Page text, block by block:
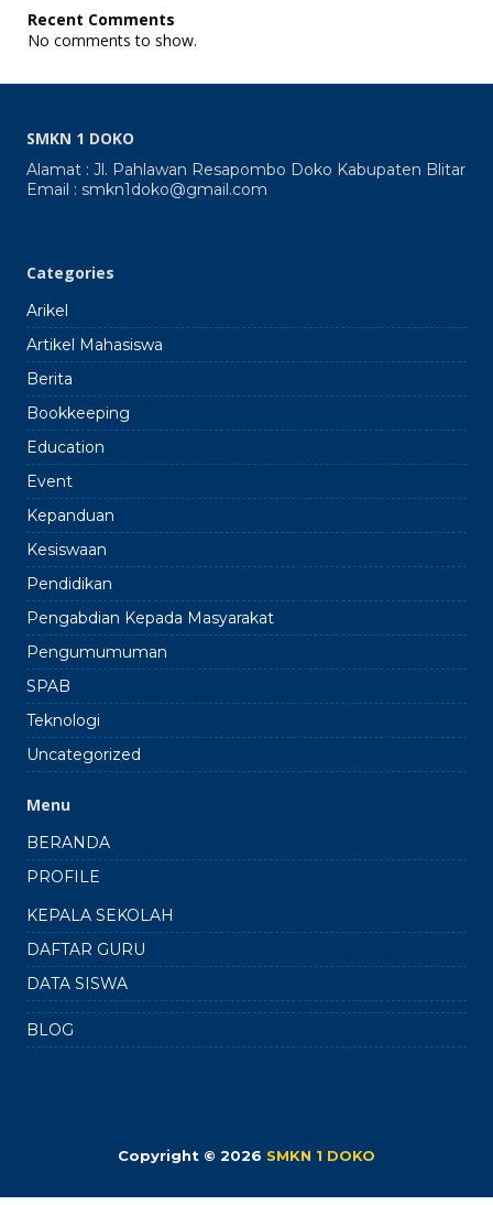
Lokasi
1
Doko
Recent Comments
No comments to show.
SMKN 1 DOKO
Alamat : Jl. Pahlawan Resapombo Doko Kabupaten Blitar
Email : smkn1doko@gmail.com
Categories
Arikel
Artikel Mahasiswa
Berita
Bookkeeping
Education
Event
Kepanduan
Kesiswaan
Pendidikan
Pengabdian Kepada Masyarakat
Pengumumuman
SPAB
Teknologi
Uncategorized
Menu
BERANDA
PROFILE
KEPALA SEKOLAH
DAFTAR GURU
DATA SISWA
BLOG
Copyright © 2026 SMKN 1 DOKO